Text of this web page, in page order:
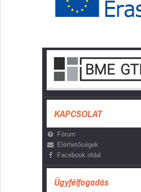
KAPCSOLAT
Fórum
Elérhetőségek
Facebook oldal
Ügyfélfogadás